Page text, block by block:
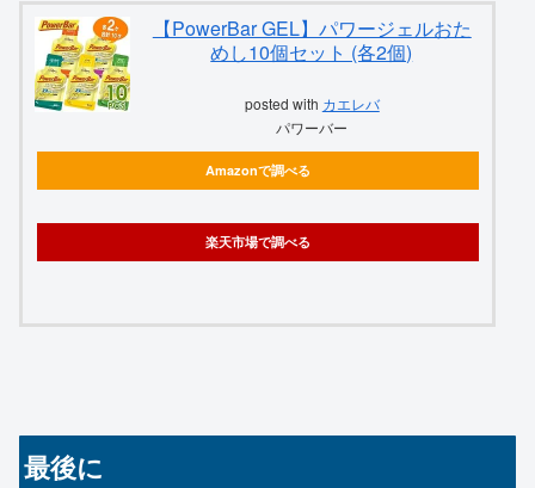
【PowerBar GEL】パワージェルおた
めし10個セット (各2個)
posted with カエレバ
パワーバー
Amazonで調べる
楽天市場で調べる
最後に